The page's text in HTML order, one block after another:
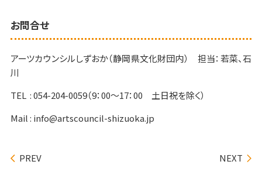
お問合せ
アーツカウンシルしずおか（静岡県文化財団内） 担当：若菜、石
川
TEL : 054-204-0059（9：00～17：00 土日祝を除く）
Mail : info@artscouncil-shizuoka.jp
NEXT
PREV